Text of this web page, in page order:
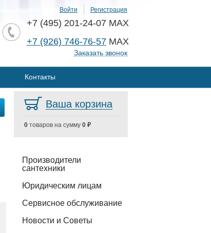
Войти Регистрация
+7 (495) 201-24-07 MAX
+7 (926) 746-76-57 MAX
Заказать звонок
Контакты
Ваша корзина
0 товаров на сумму 0 ₽
Производители
сантехники
Юридическим лицам
Сервисное обслуживание
Новости и Советы